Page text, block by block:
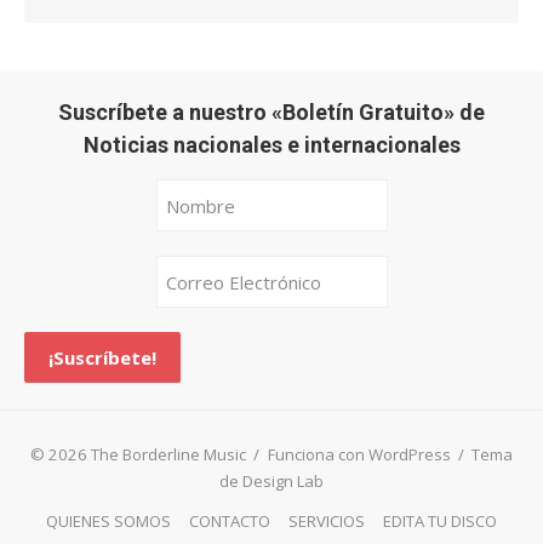
Suscríbete a nuestro «Boletín Gratuito» de
Noticias nacionales e internacionales
© 2026 The Borderline Music / Funciona con WordPress / Tema
de Design Lab
QUIENES SOMOS
CONTACTO SERVICIOS EDITA TU DISCO